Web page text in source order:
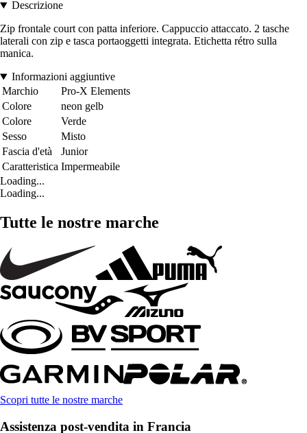
Descrizione
Zip frontale court con patta inferiore. Cappuccio attaccato. 2 tasche
laterali con zip e tasca portaoggetti integrata. Etichetta rétro sulla
manica.
Informazioni aggiuntive
Marchio
Pro-X Elements
Colore
neon gelb
Colore
Verde
Sesso
Misto
Fascia d'età
Junior
Caratteristica Impermeabile
Loading...
Loading...
Tutte le nostre marche
Scopri tutte le nostre marche
Assistenza post-vendita in Francia